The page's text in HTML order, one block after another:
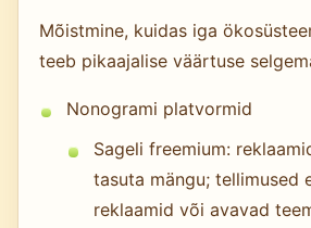
Mõistmine, kuidas iga
teeb pikaajalise väärtuse
Nonogrami platvormid
Sageli freemium:
tasuta mängu; tellimused
reklaamid või avavad